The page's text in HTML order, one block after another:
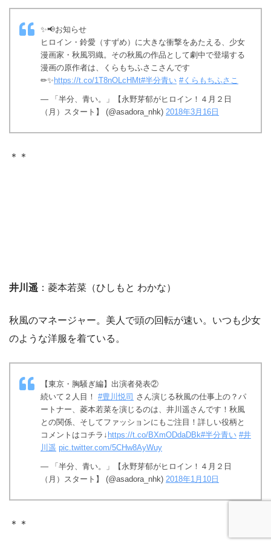
✨📢お知らせ
ヒロイン・鈴愛（すずめ）に大きな衝撃をあたえる、少女
漫画家・秋風羽織。その秋風の作品として劇中で登場する
漫画の原作者は、くらもちふさこさんです
✏✨ https://t.co/1T8nOLcHMt#半分青い #くらもちふさこ
— 「半分、青い。」【永野芽郁がヒロイン！４月２日
（月）スタート】 (@asadora_nhk) 2018年3月16日
＊＊
井川遥 ：菱本若菜（ひしもと わかな）
秋風のマネージャー。美人で頭の回転が速い。いつも少女
のような洋服を着ている。
【東京・胸騒ぎ編】出演者発表②
続いて２人目！ #豊川悦司 さん演じる秋風の仕事上の？パ
ートナー、菱本若菜を演じるのは、井川遥さんです！秋風
との関係、そしてファッションにもご注目！詳しい役柄と
コメントはコチラ↓ https://t.co/BXmODdaDBk#半分青い #井
川遥 pic.twitter.com/5CHw8AyWuy
— 「半分、青い。」【永野芽郁がヒロイン！４月２日
（月）スタート】 (@asadora_nhk) 2018年1月10日
＊＊